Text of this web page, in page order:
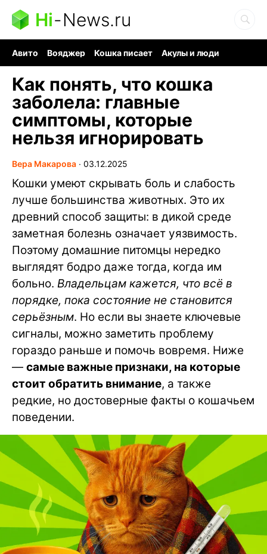
Hi-News.ru
Авито Вояджер Кошка писает
Акулы и люди
Как понять, что кошка
заболела: главные
симптомы, которые
нельзя игнорировать
Вера Макарова ∙ 03.12.2025
Кошки умеют скрывать боль и слабость
лучше большинства животных. Это их
древний способ защиты: в дикой среде
заметная болезнь означает уязвимость.
Поэтому домашние питомцы нередко
выглядят бодро даже тогда, когда им
больно. Владельцам кажется, что всё в
порядке, пока состояние не становится
серьёзным. Но если вы знаете ключевые
сигналы, можно заметить проблему
гораздо раньше и помочь вовремя. Ниже
— самые важные признаки, на которые
стоит обратить внимание, а также
редкие, но достоверные факты о кошачьем
поведении.